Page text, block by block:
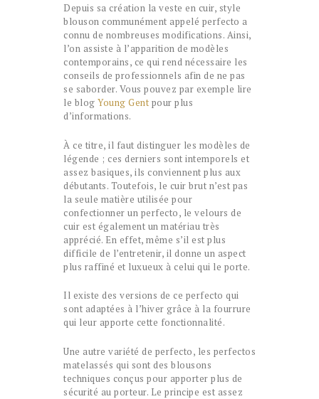
Depuis sa création la veste en cuir, style
blouson communément appelé perfecto a
connu de nombreuses modifications. Ainsi,
l’on assiste à l’apparition de modèles
contemporains, ce qui rend nécessaire les
conseils de professionnels afin de ne pas
se saborder. Vous pouvez par exemple lire
le blog Young Gent pour plus
d’informations.
À ce titre, il faut distinguer les modèles de
légende ; ces derniers sont intemporels et
assez basiques, ils conviennent plus aux
débutants. Toutefois, le cuir brut n’est pas
la seule matière utilisée pour
confectionner un perfecto, le velours de
cuir est également un matériau très
apprécié. En effet, même s’il est plus
difficile de l’entretenir, il donne un aspect
plus raffiné et luxueux à celui qui le porte.
Il existe des versions de ce perfecto qui
sont adaptées à l’hiver grâce à la fourrure
qui leur apporte cette fonctionnalité.
Une autre variété de perfecto, les perfectos
matelassés qui sont des blousons
techniques conçus pour apporter plus de
sécurité au porteur. Le principe est assez